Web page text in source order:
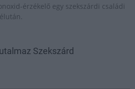
érzékelő egy szekszárdi családi
Szekszárd